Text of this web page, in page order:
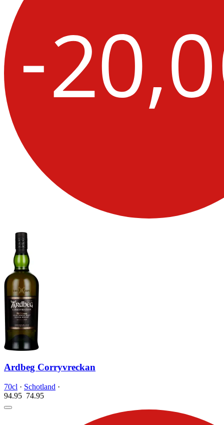
Ardbeg Corryvreckan
70cl · Schotland ·
94.95 74.95